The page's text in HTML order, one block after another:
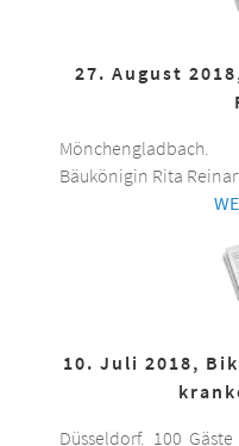
27. August
Bäukönigin Rita
10. Juli 2018,
Düsseldorf. 100